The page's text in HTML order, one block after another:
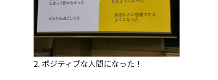
2. ポジティブな人間になった！